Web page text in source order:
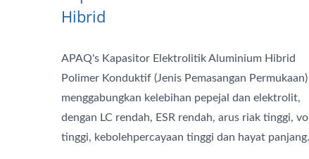
Hibrid
APAQ's Kapasitor Elektrolitik Aluminium Hibrid
Polimer Konduktif (Jenis Pemasangan Permukaan)
menggabungkan kelebihan pepejal dan elektrolit,
dengan LC rendah, ESR rendah, arus riak tinggi,
tinggi, kebolehpercayaan tinggi dan hayat panjang.